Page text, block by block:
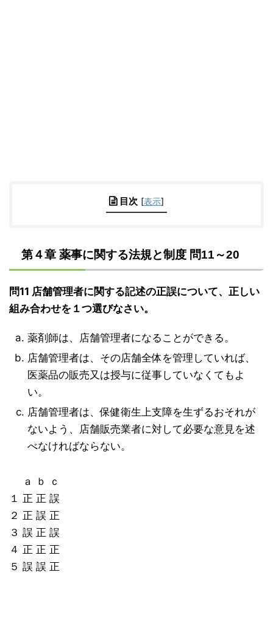
目次 [表示]
第４章 薬事に関する法規と制度 問11～20
問11 店舗管理者に関する記述の正誤について、正しい
組み合わせを１つ選びなさい。
薬剤師は、店舗管理者になることができる。
店舗管理者は、その店舗全体を管理していれば、
医薬品の販売又は授与に従事していなくてもよ
い。
店舗管理者は、保健衛生上支障を生ずるおそれが
ないよう、店舗販売業者に対して必要な意見を述
べなければならない。
ａ ｂ ｃ
１ 正 正 誤
２ 正 誤 正
３ 誤 正 誤
４ 正 正 正
５ 誤 誤 正